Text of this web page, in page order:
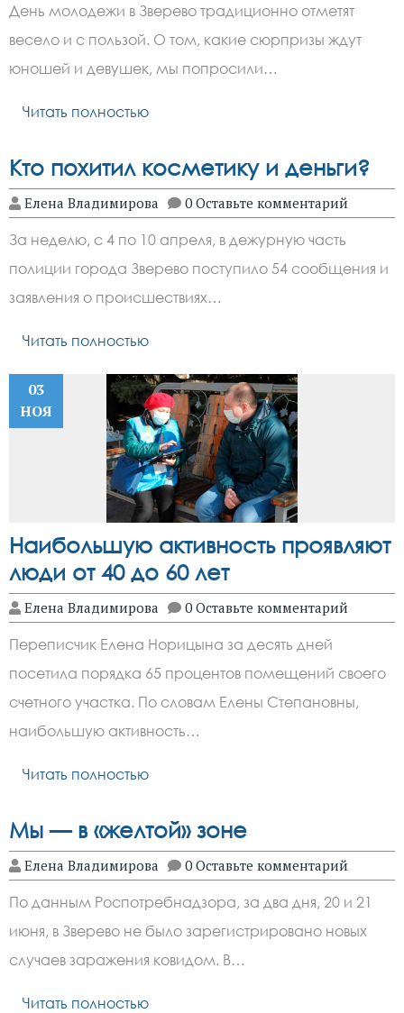
День молодежи в Зверево традиционно отметят
весело и с пользой. О том, какие сюрпризы ждут
юношей и девушек, мы попросили…
Читать полностью
Кто похитил косметику и деньги?
Елена Владимирова 0 Оставьте комментарий
За неделю, с 4 по 10 апреля, в дежурную часть
полиции города Зверево поступило 54 сообщения и
заявления о происшествиях…
Читать полностью
03
НОЯ
Наибольшую активность проявляют
люди от 40 до 60 лет
Елена Владимирова 0 Оставьте комментарий
Переписчик Eлена Норицына за десять дней
посетила порядка 65 процентов помещений своего
счетного участка. По словам Eлены Степановны,
наибольшую активность…
Читать полностью
Мы — в «желтой» зоне
Елена Владимирова 0 Оставьте комментарий
По данным Роспотребнадзора, за два дня, 20 и 21
июня, в Зверево не было зарегистрировано новых
случаев заражения ковидом. В…
Читать полностью